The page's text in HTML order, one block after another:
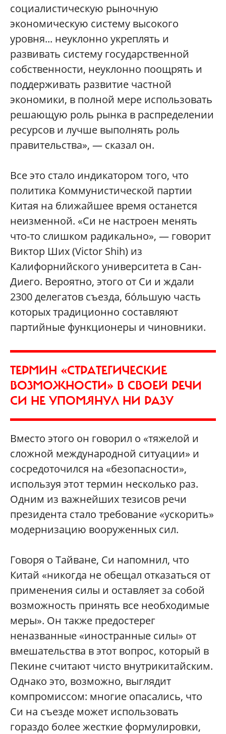
социалистическую рыночную
экономическую систему высокого
уровня... неуклонно укреплять и
развивать систему государственной
собственности, неуклонно поощрять и
поддерживать развитие частной
экономики, в полной мере использовать
решающую роль рынка в распределении
ресурсов и лучше выполнять роль
правительства», — сказал он.
Все это стало индикатором того, что
политика Коммунистической партии
Китая на ближайшее время останется
неизменной. «Си не настроен менять
что-то слишком радикально», — говорит
Виктор Ших (Victor Shih) из
Калифорнийского университета в Сан-
Диего. Вероятно, этого от Си и ждали
2300 делегатов съезда, бо́льшую часть
которых традиционно составляют
партийные функционеры и чиновники.
ТЕРМИН «СТРАТЕГИЧЕСКИЕ
ВОЗМОЖНОСТИ» В СВОЕЙ РЕЧИ
СИ НЕ УПОМЯНУЛ НИ РАЗУ
Вместо этого он говорил о «тяжелой и
сложной международной ситуации» и
сосредоточился на «безопасности»,
используя этот термин несколько раз.
Одним из важнейших тезисов речи
президента стало требование «ускорить»
модернизацию вооруженных сил.
Говоря о Тайване, Си напомнил, что
Китай «никогда не обещал отказаться от
применения силы и оставляет за собой
возможность принять все необходимые
меры». Он также предостерег
неназванные «иностранные силы» от
вмешательства в этот вопрос, который в
Пекине считают чисто внутрикитайским.
Однако это, возможно, выглядит
компромиссом: многие опасались, что
Си на съезде может использовать
гораздо более жесткие формулировки,